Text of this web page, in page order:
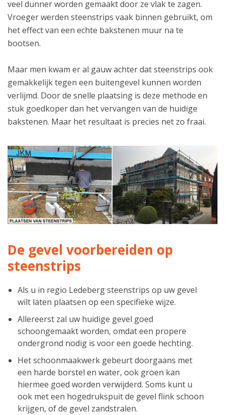
veel dunner worden gemaakt door ze vlak te zagen.
Vroeger werden steenstrips vaak binnen gebruikt, om
het effect van een echte bakstenen muur na te
bootsen.
Maar men kwam er al gauw achter dat steenstrips ook
gemakkelijk tegen een buitengevel kunnen worden
verlijmd. Door de snelle plaatsing is deze methode en
stuk goedkoper dan het vervangen van de huidige
bakstenen. Maar het resultaat is precies net zo fraai.
De gevel voorbereiden op
steenstrips
Als u in regio Ledeberg steenstrips op uw gevel
wilt laten plaatsen op een specifieke wijze.
Allereerst zal uw huidige gevel goed
schoongemaakt worden, omdat een propere
ondergrond nodig is voor een goede hechting.
Het schoonmaakwerk gebeurt doorgaans met
een harde borstel en water, ook groen kan
hiermee goed worden verwijderd. Soms kunt u
ook met een hogedrukspuit de gevel flink schoon
krijgen, of de gevel zandstralen.